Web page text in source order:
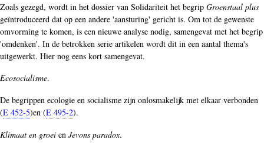
Zoals gezegd, wordt in het dossier van Solidariteit het begrip Groenstaal plus
geïntroduceerd dat op een andere 'aansturing' gericht is. Om tot de gewenste
omvorming te komen, is een nieuwe analyse nodig, samengevat met het begrip
'omdenken'. In de betrokken serie artikelen wordt dit in een aantal thema's
uitgewerkt. Hier nog eens kort samengevat.
Ecosocialisme.
De begrippen ecologie en socialisme zijn onlosmakelijk met elkaar verbonden
(E 452-5)en (E 495-2).
Klimaat en groei en Jevons paradox.